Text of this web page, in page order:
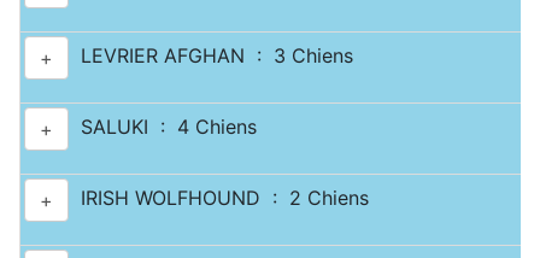
+ LEVRIER AFGHAN : 3 Chiens
+ SALUKI : 4 Chiens
+ IRISH WOLFHOUND : 2 Chiens